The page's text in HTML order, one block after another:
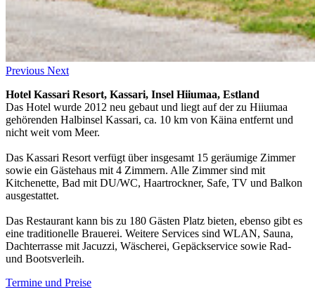
Previous Next
Hotel Kassari Resort, Kassari, Insel Hiiumaa, Estland
Das Hotel wurde 2012 neu gebaut und liegt auf der zu Hiiumaa
gehörenden Halbinsel Kassari, ca. 10 km von Käina entfernt und
nicht weit vom Meer.
Das Kassari Resort verfügt über insgesamt 15 geräumige Zimmer
sowie ein Gästehaus mit 4 Zimmern. Alle Zimmer sind mit
Kitchenette, Bad mit DU/WC, Haartrockner, Safe, TV und Balkon
ausgestattet.
Das Restaurant kann bis zu 180 Gästen Platz bieten, ebenso gibt es
eine traditionelle Brauerei. Weitere Services sind WLAN, Sauna,
Dachterrasse mit Jacuzzi, Wäscherei, Gepäckservice sowie Rad-
und Bootsverleih.
Termine und Preise